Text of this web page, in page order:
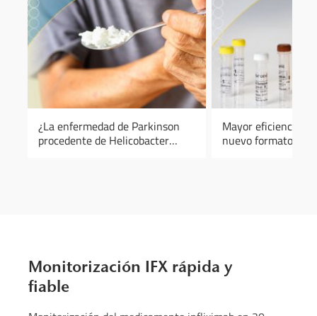
¿La enfermedad de Parkinson
procedente de Helicobacter
Mayor eficiencia y
nuevo formato de
Monitorización IFX rápida y
fiable